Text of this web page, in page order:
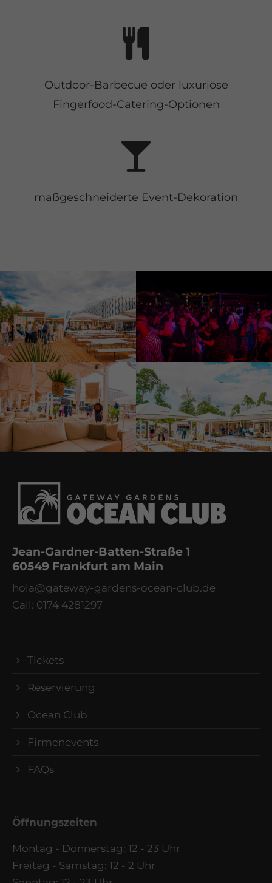
Outdoor-Barbecue oder luxuriöse
Fingerfood-Catering-Optionen
maßgeschneiderte Event-Dekoration
Jean-Gardner-Batten-Straße 1
60549 Frankfurt am Main
hola@gateway-gardens-ocean-club.de
Call: 0174 4281297
Tickets
Reservierung
Ocean Club
Firmenevents
FAQs
Öffnungszeiten
Montag - Donnerstag: 12 - 23 Uhr
Freitag - Samstag: 12 - 2 Uhr